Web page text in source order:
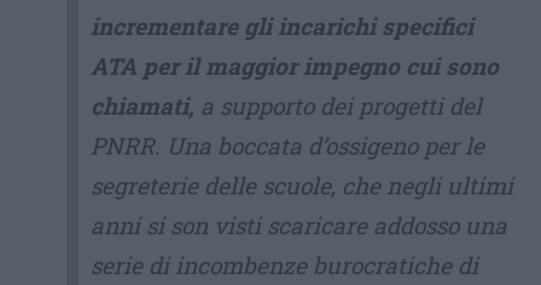
incrementare gli incarichi specifici
ATA per il maggior impegno cui sono
chiamati, a supporto dei progetti del
PNRR. Una boccata d’ossigeno per le
segreterie delle scuole, che negli ultimi
anni si son visti scaricare addosso una
serie di incombenze burocratiche di